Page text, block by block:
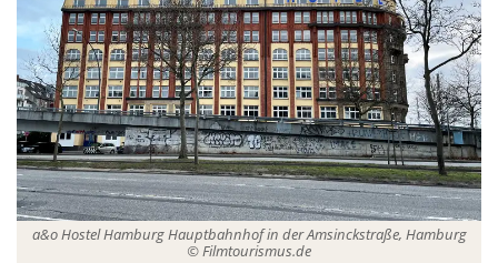
a&o Hostel Hamburg Hauptbahnhof in der Amsinckstraße, Hamburg
© Filmtourismus.de